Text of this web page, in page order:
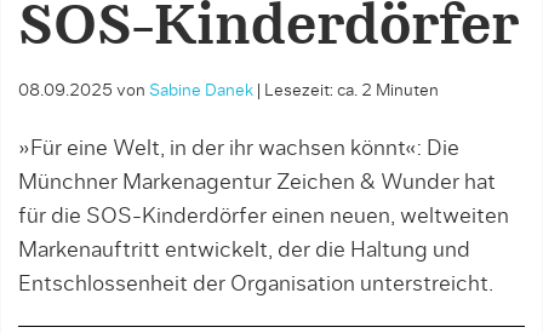
SOS-Kinderdörfer
08.09.2025 von Sabine Danek Lesezeit: ca. 2 Minuten
»Für eine Welt, in der ihr wachsen könnt«: Die
Münchner Markenagentur Zeichen & Wunder hat
für die SOS-Kinderdörfer einen neuen, weltweiten
Markenauftritt entwickelt, der die Haltung und
Entschlossenheit der Organisation unterstreicht.